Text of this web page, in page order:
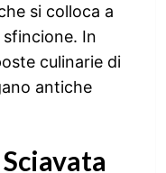
si colloca a
In
culinarie di
antiche